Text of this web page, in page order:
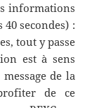
informations
secondes) :
tout y passe
est à sens
de la
de ce